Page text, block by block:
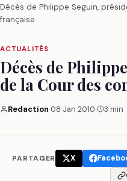
Décès de Philippe Seguin,
française
ACTUALITÉS
Décès de
de la Cour des
Redaction·08 Jan 2010· 3 min
PARTAGER X